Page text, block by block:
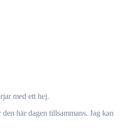
med ett hej.
här dagen tillsammans. Jag kan